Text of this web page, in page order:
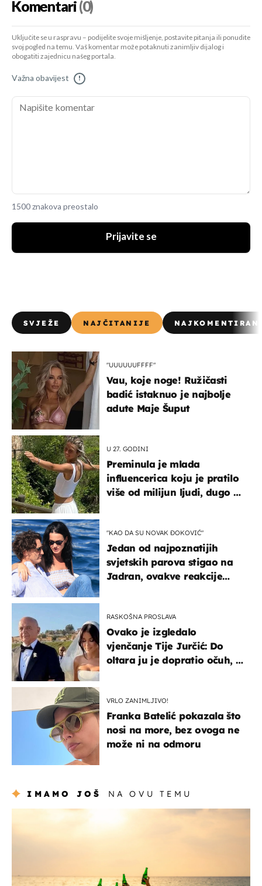
Komentari(0)
Uključite se u raspravu – podijelite svoje mišljenje, postavite pitanja ili ponudite
svoj pogled na temu. Vaš komentar može potaknuti zanimljiv dijalog i
obogatiti zajednicu našeg portala.
Važna obavijest !
1500 znakova preostalo
Prijavite se
SVJEŽE NAJČITANIJE
"UUUUUUFFFF"
Vau, koje noge! Ružičasti
badić istaknuo je najbolje
adute Maje Šuput
U 27. GODINI
Preminula je mlada
influencerica koju je pratilo
više od milijun ljudi, dugo se
"KAO DA SU NOVAK ĐOKOVIĆ"
Jedan od najpoznatijih
svjetskih parova stigao na
Jadran, ovakve reakcije
RASKOŠNA PROSLAVA
Ovako je izgledalo
vjenčanje Tije Jurčić: Do
oltara ju je dopratio očuh, a
VRLO ZANIMLJIVO!
Franka Batelić pokazala što
nosi na more, bez ovoga ne
može ni na odmoru
IMAMO JOŠ NA OVU TEMU